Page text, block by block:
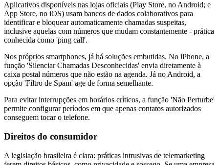
Aplicativos disponíveis nas lojas oficiais (Play Store, no Android; e
App Store, no iOS) usam bancos de dados colaborativos para
identificar e bloquear automaticamente chamadas suspeitas,
inclusive aquelas com números que mudam constantemente - prática
conhecida como 'ping call'.
Nos próprios smartphones, já há soluções embutidas. No iPhone, a
função 'Silenciar Chamadas Desconhecidas' envia diretamente à
caixa postal números que não estão na agenda. Já no Android, a
opção 'Filtro de Spam' age de forma semelhante.
Para evitar interrupções em horários críticos, a função 'Não Perturbe'
permite configurar períodos em que apenas contatos autorizados
conseguem tocar o telefone.
Direitos do consumidor
A legislação brasileira é clara: práticas intrusivas de telemarketing